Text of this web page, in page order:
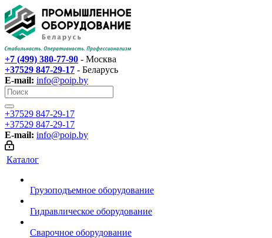
+7 (499) 380-77-90 - Москва
+37529 847-29-17‬ - Беларусь
E-mail: info@poip.by
+37529 847-29-17‬
+37529 847-29-17‬
E-mail: info@poip.by
Каталог
Грузоподъемное оборудование
Гидравлическое оборудование
Сварочное оборудование